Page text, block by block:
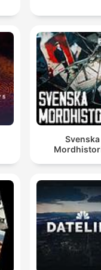
Svenska